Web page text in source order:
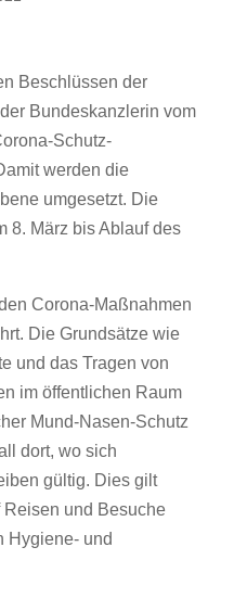
Beschlüssen der
Bundeskanzlerin vom
Schutz-
werden die
umgesetzt. Die
8. März bis Ablauf des
Corona-Maßnahmen
Die Grundsätze wie
und das Tragen von
im öffentlichen Raum
Mund-Nasen-Schutz
dort, wo sich
gültig. Dies gilt
Reisen und Besuche
Hygiene- und